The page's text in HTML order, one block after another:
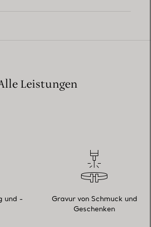
Leistungen
und -
Gravur von Schmuck und
Geschenken